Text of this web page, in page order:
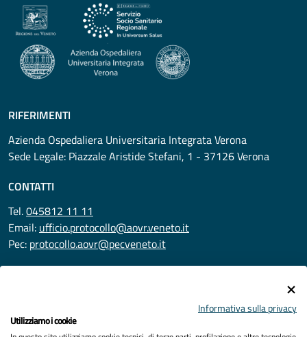
RIFERIMENTI
Azienda Ospedaliera Universitaria Integrata Verona
Sede Legale: Piazzale Aristide Stefani, 1 - 37126 Verona
CONTATTI
Tel.045812 11 11
Email: ufficio.protocollo@aovr.veneto.it
Pec: protocollo.aovr@pecveneto.it
Informativa sulla privacy
Utilizziamo i cookie